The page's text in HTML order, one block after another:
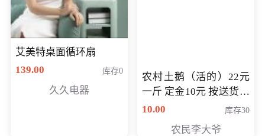
艾美特桌面循环扇
139.00
库存0
久久电器
农村土鹅（活的）22元
一斤 定金10元 按送货交
付时秤重计算货款 定金
10.00 库存30
农民李大爷